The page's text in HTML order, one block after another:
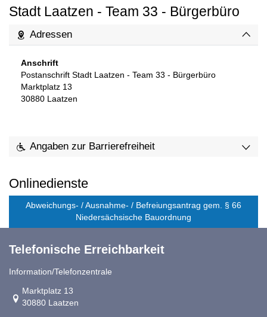
Stadt Laatzen - Team 33 - Bürgerbüro
Adressen
Anschrift
Postanschrift Stadt Laatzen - Team 33 - Bürgerbüro
Marktplatz 13
30880 Laatzen
Angaben zur Barrierefreiheit
Onlinedienste
Abweichungs- / Ausnahme- / Befreiungsantrag gem. § 66
Niedersächsische Bauordnung
Telefonische Erreichbarkeit
Information/Telefonzentrale
Link zur Google-Maps Navigation
Marktplatz 13
30880 Laatzen